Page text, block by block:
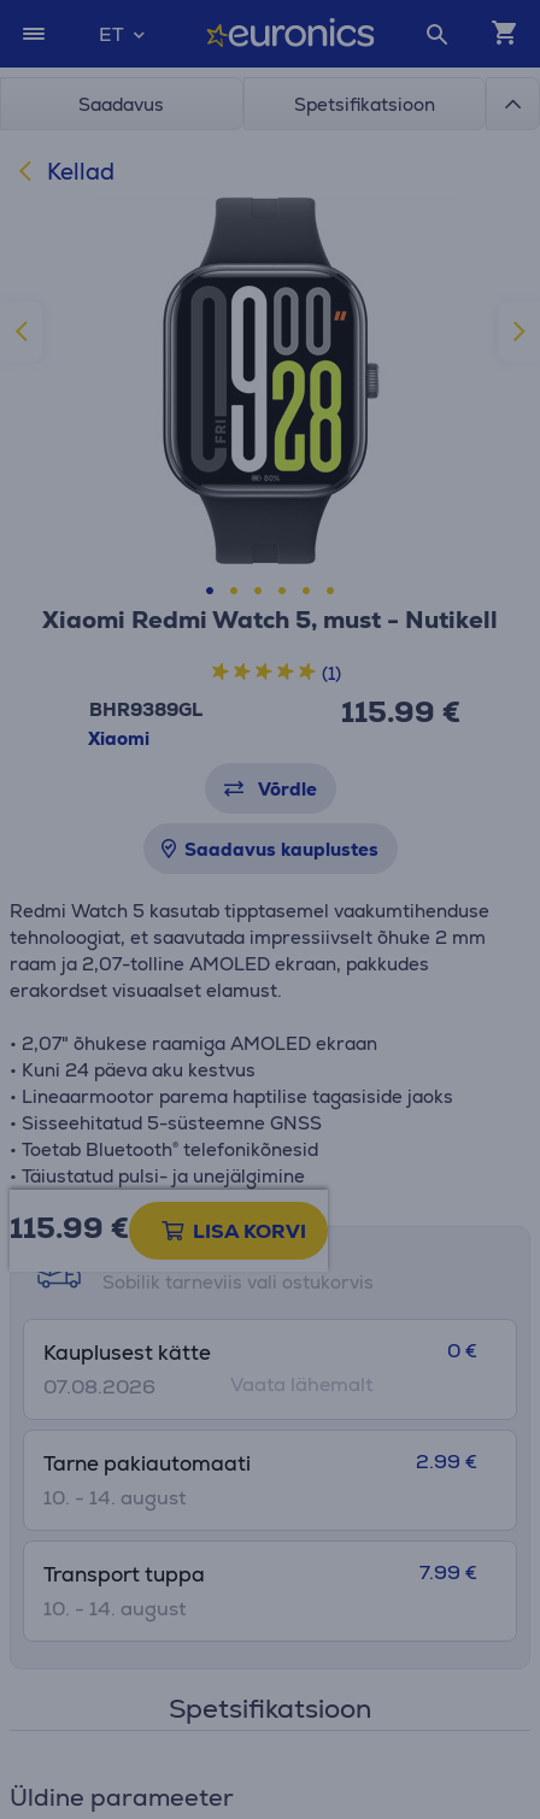
ET
Saadavus Spetsifikatsioon
Kellad
Xiaomi Redmi Watch 5, must - Nutikell
BHR9389GL
Xiaomi
115.99 €
(1)
Võrdle
Saadavus kauplustes
Redmi Watch 5 kasutab tipptasemel vaakumtihenduse
tehnoloogiat, et saavutada impressiivselt õhuke 2 mm
raam ja 2,07-tolline AMOLED ekraan, pakkudes
erakordset visuaalset elamust.
• 2,07" õhukese raamiga AMOLED ekraan
• Kuni 24 päeva aku kestvus
• Lineaarmootor parema haptilise tagasiside jaoks
• Sisseehitatud 5-süsteemne GNSS
• Toetab Bluetooth® telefonikõnesid
• Täiustatud pulsi- ja unejälgimine
115.99 € LISA KORVI
Tarne võimalused
Sobilik tarneviis vali ostukorvis
Kauplusest kätte
07.08.2026
0 €
Vaata lähemalt
Tarne pakiautomaati
10. - 14. august
2.99 €
Transport tuppa
10. - 14. august
7.99 €
Spetsifikatsioon
Üldine parameeter